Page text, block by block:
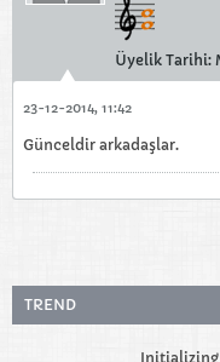
Üyelik Tarihi:
23-12-2014, 11:42
Günceldir arkadaşlar.
TREND
Initializing